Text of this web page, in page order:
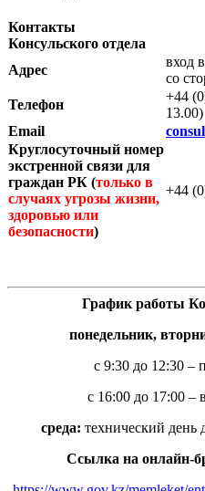
Контакты
Консульского отдела
Адрес
вход
со
Телефон
+44
13.00)
Email
Круглосуточный номер
экстренной связи для
граждан РК (только в
случаях угрозы жизни,
здоровью или
безопасности)
+44
График работы
понедельник,
с 9:30 до 12:30 –
с 16:00 до 17:00 –
среда: технический день
Ссылка на онлайн-